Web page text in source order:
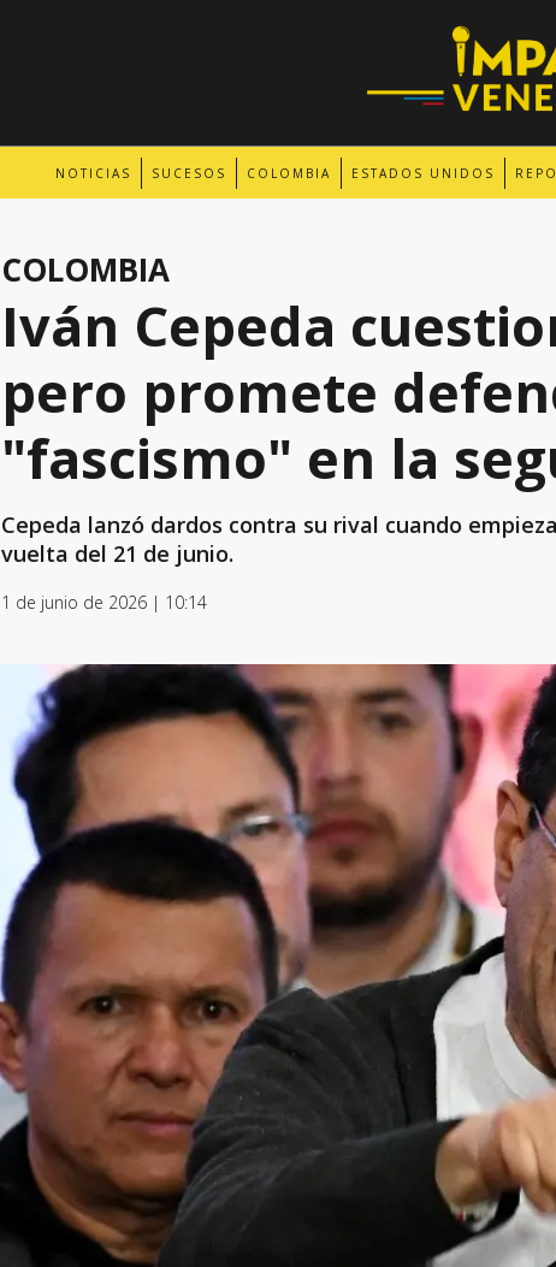
NOTICIAS SUCESOS COLOMBIA ESTADOS UNIDOS
COLOMBIA
Iván Cepeda
pero promete
"fascismo" en la
Cepeda lanzó dardos contra su rival cuando
vuelta del 21 de junio.
1 de junio de 2026 | 10:14